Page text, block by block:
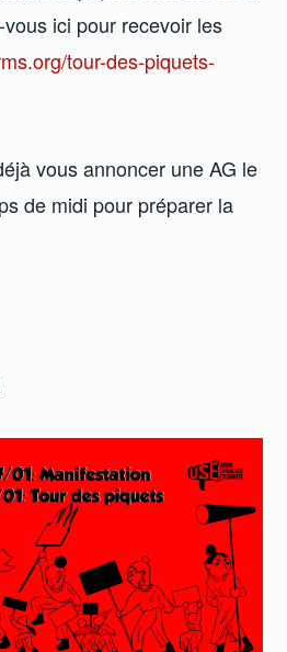
ici pour recevoir les
tour-des-piquets-
vous annoncer une AG le
de midi pour préparer la